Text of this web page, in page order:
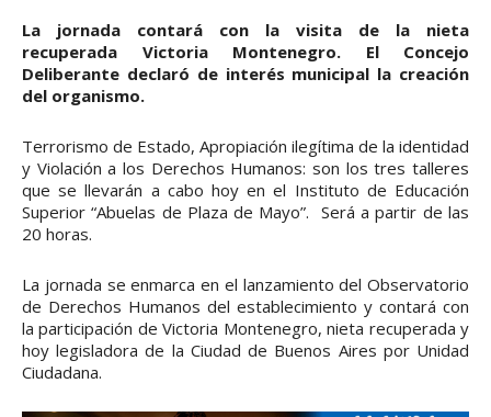
La jornada contará con la visita de la nieta
recuperada Victoria Montenegro. El Concejo
Deliberante declaró de interés municipal la creación
del organismo.
Terrorismo de Estado, Apropiación ilegítima de la identidad
y Violación a los Derechos Humanos: son los tres talleres
que se llevarán a cabo hoy en el Instituto de Educación
Superior “Abuelas de Plaza de Mayo”. Será a partir de las
20 horas.
La jornada se enmarca en el lanzamiento del Observatorio
de Derechos Humanos del establecimiento y contará con
la participación de Victoria Montenegro, nieta recuperada y
hoy legisladora de la Ciudad de Buenos Aires por Unidad
Ciudadana.